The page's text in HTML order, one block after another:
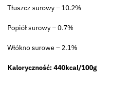
Tłuszcz surowy – 10.2%
Popiół surowy – 0.7%
Włókno surowe – 2.1%
Kaloryczność: 440kcal/100g